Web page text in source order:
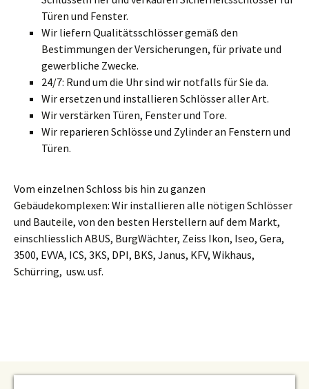
Türen und Fenster.
Wir liefern Qualitätsschlösser gemäß den
Bestimmungen der Versicherungen, für private und
gewerbliche Zwecke.
24/7: Rund um die Uhr sind wir notfalls für Sie da.
Wir ersetzen und installieren Schlösser aller Art.
Wir verstärken Türen, Fenster und Tore.
Wir reparieren Schlösse und Zylinder an Fenstern und
Türen.
Vom einzelnen Schloss bis hin zu ganzen
Gebäudekomplexen: Wir installieren alle nötigen Schlösser
und Bauteile, von den besten Herstellern auf dem Markt,
einschliesslich ABUS, BurgWächter, Zeiss Ikon, Iseo, Gera,
3500, EVVA, ICS, 3KS, DPI, BKS, Janus, KFV, Wikhaus,
Schürring, usw. usf.